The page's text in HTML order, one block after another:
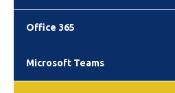
Office 365
Microsoft Teams